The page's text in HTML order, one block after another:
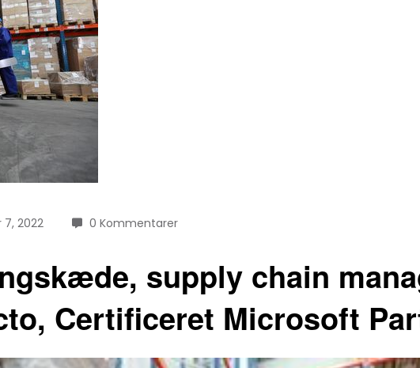
7, 2022 0 Kommentarer
supply chain
Certificeret Microsoft